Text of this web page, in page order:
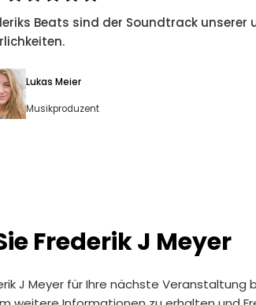
Beats sind der Soundtrack unserer
Lukas Meier
Musikproduzent
Frederik J Meyer
J Meyer für Ihre nächste Veranstaltung